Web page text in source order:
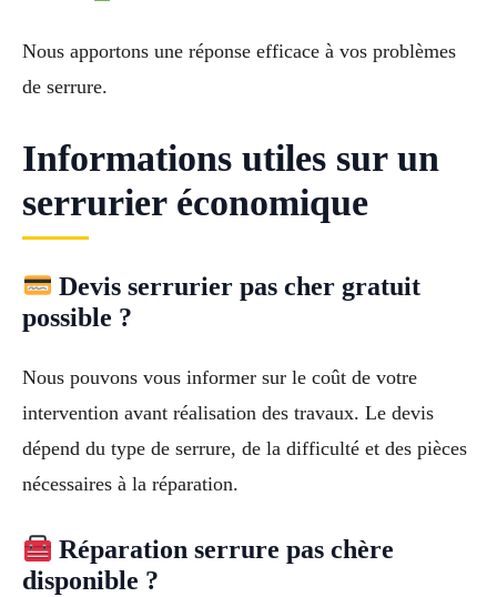
Nous apportons une réponse efficace à vos problèmes
de serrure.
Informations utiles sur un
serrurier économique
Devis serrurier pas cher gratuit
possible ?
Nous pouvons vous informer sur le coût de votre
intervention avant réalisation des travaux. Le devis
dépend du type de serrure, de la difficulté et des pièces
nécessaires à la réparation.
Réparation serrure pas chère
disponible ?